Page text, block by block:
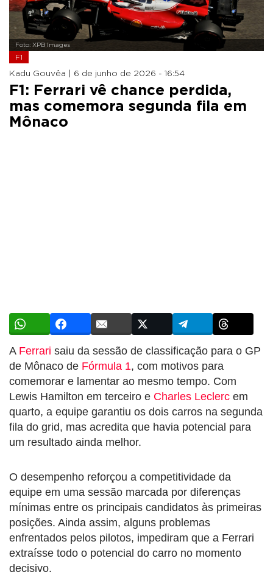
Foto: XPB Images
F1
Kadu Gouvêa | 6 de junho de 2026 - 16:54
F1: Ferrari vê chance perdida,
mas comemora segunda fila em
Mônaco
A Ferrari saiu da sessão de classificação para o GP
de Mônaco de Fórmula 1, com motivos para
comemorar e lamentar ao mesmo tempo. Com
Lewis Hamilton em terceiro e Charles Leclerc em
quarto, a equipe garantiu os dois carros na segunda
fila do grid, mas acredita que havia potencial para
um resultado ainda melhor.
O desempenho reforçou a competitividade da
equipe em uma sessão marcada por diferenças
mínimas entre os principais candidatos às primeiras
posições. Ainda assim, alguns problemas
enfrentados pelos pilotos, impediram que a Ferrari
extraísse todo o potencial do carro no momento
decisivo.